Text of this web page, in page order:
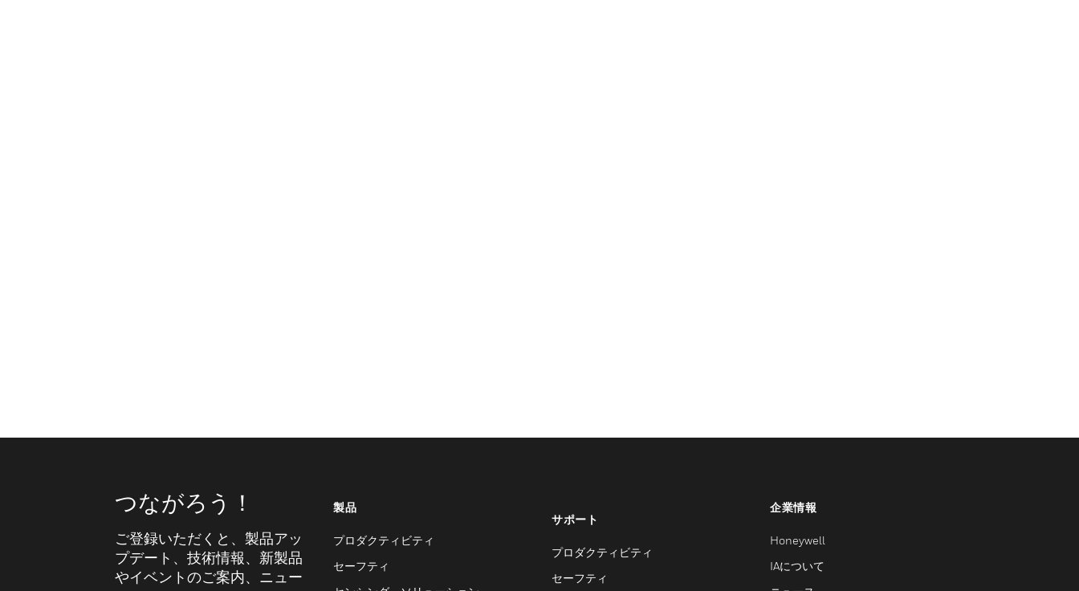
つながろう！
ご登録いただくと、製品アッ
プデート、技術情報、新製品
やイベントのご案内、ニュー
製品
プロダクティビティ
セーフティ
サポート
プロダクティビティ
セーフティ
企業情報
Honeywell
IAについて